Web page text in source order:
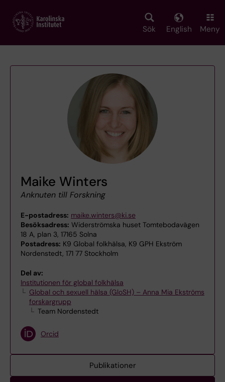
main
Sök English Meny
Maike Winters
Anknuten till Forskning
E-postadress: maike.winters@ki.se
Besöksadress: Widerströmska huset Tomtebodavägen
18 A, plan 3, 17165 Solna
Postadress: K9 Global folkhälsa, K9 GPH Ekström
Nordenstedt, 171 77 Stockholm
Del av:
Institutionen för global folkhälsa
Global och sexuell hälsa (GloSH) – Anna Mia Ekströms
forskargrupp
Team Nordenstedt
Orcid
Publikationer